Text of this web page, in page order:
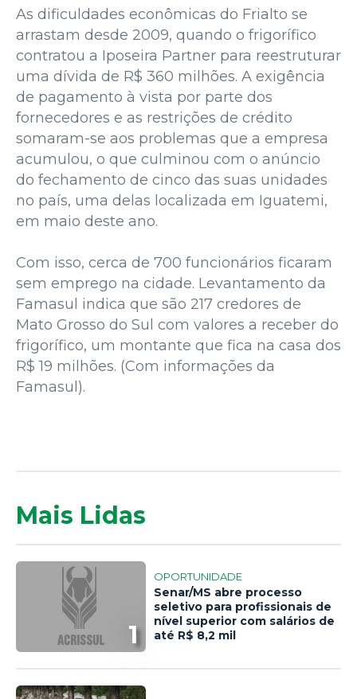
As dificuldades econômicas do Frialto se
arrastam desde 2009, quando o frigorífico
contratou a Iposeira Partner para reestruturar
uma dívida de R$ 360 milhões. A exigência
de pagamento à vista por parte dos
fornecedores e as restrições de crédito
somaram-se aos problemas que a empresa
acumulou, o que culminou com o anúncio
do fechamento de cinco das suas unidades
no país, uma delas localizada em Iguatemi,
em maio deste ano.
Com isso, cerca de 700 funcionários ficaram
sem emprego na cidade. Levantamento da
Famasul indica que são 217 credores de
Mato Grosso do Sul com valores a receber do
frigorífico, um montante que fica na casa dos
R$ 19 milhões. (Com informações da
Famasul).
Mais Lidas
1
OPORTUNIDADE
Senar/MS abre processo
seletivo para profissionais de
nível superior com salários de
até R$ 8,2 mil